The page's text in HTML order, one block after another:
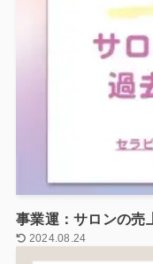
事業運：サロンの
2024.08.24